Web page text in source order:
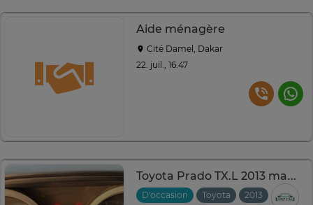
Aide ménagère
Cité Damel, Dakar
22. juil., 16:47
Toyota Prado TX.L 2013 manuel diesel
D'occasion Toyota 2013